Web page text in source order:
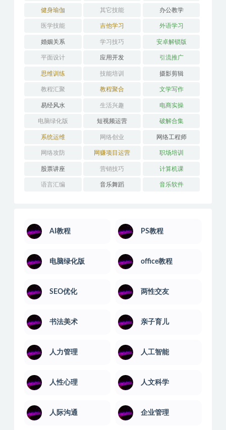
健身瑜伽 其它技能 办公教学
医学技能 吉他学习 外语学习
婚姻关系 学习技巧 安卓解锁版
平面设计 应用开发 引流推广
思维训练 技能培训 摄影剪辑
教程汇聚 教程聚合 文学写作
易经风水 生活兴趣 电商实操
电脑绿化版 短视频运营 破解合集
系统运维 网络创业 网络工程师
网络攻防 网赚项目运营 职场培训
股票讲座 营销技巧 计算机课
语言汇编 音乐舞蹈 音乐软件
AI教程 PS教程
电脑绿化版 office教程
SEO优化 两性交友
书法美术 亲子育儿
人力管理 人工智能
人性心理 人文科学
人际沟通 企业管理